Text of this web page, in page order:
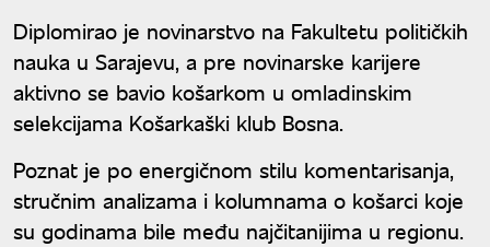
Diplomirao je novinarstvo na Fakultetu političkih
nauka u Sarajevu, a pre novinarske karijere
aktivno se bavio košarkom u omladinskim
selekcijama Košarkaški klub Bosna.
Poznat je po energičnom stilu komentarisanja,
stručnim analizama i kolumnama o košarci koje
su godinama bile među najčitanijima u regionu.